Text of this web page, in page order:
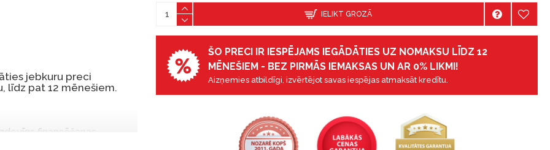
jebkuru preci
līdz pat 12 mēnešiem.
finansēšanas
IELIKT GROZĀ
ŠO PRECI IR IESPĒJAMS IEGĀDĀTIES UZ NOMAKSU LĪDZ 12
MĒNEŠIEM - BEZ PIRMĀS IEMAKSAS UN AR 0% LIKMI!
Aizņemies atbildīgi, izvērtējot savas iespējas atmaksāt kredītu.